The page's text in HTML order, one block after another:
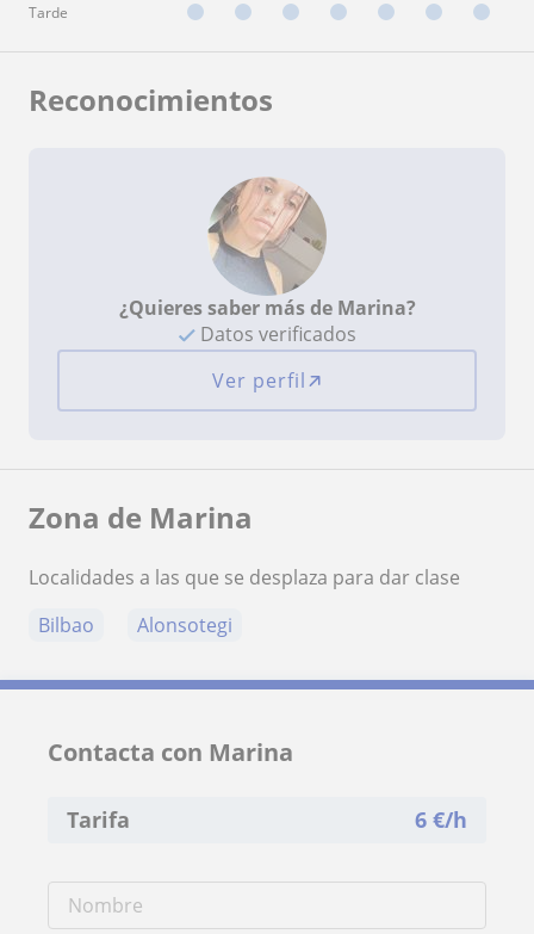
Tarde
Reconocimientos
¿Quieres saber más de Marina?
Datos verificados
Ver perfil
Zona de Marina
Localidades a las que se desplaza para dar clase
Bilbao
Alonsotegi
Contacta con Marina
Tarifa 6 €/h